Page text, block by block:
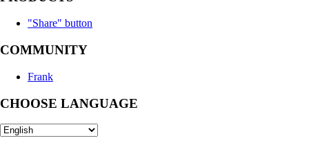
"Share" button
COMMUNITY
Frank
CHOOSE LANGUAGE